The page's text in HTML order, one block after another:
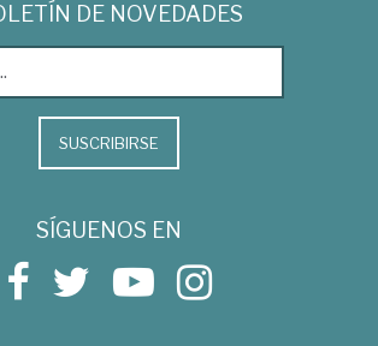
DE NOVEDADES
SUSCRIBIRSE
SÍGUENOS EN